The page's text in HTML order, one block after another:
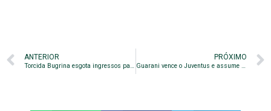
ANTERIOR
Torcida Bugrina esgota ingressos para a Javari
PRÓXIMO
Guarani vence o Juventus e assume a liderança da A2